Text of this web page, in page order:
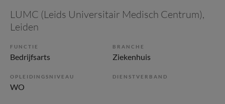
LUMC (Leids Universitair Medisch Centrum),
Leiden
FUNCTIE
Bedrijfsarts
BRANCHE
Ziekenhuis
OPLEIDINGSNIVEAU
WO
DIENSTVERBAND